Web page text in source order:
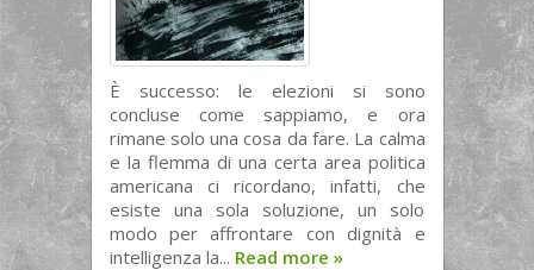
È successo: le elezioni si sono
concluse come sappiamo, e ora
rimane solo una cosa da fare. La calma
e la flemma di una certa area politica
americana ci ricordano, infatti, che
esiste una sola soluzione, un solo
modo per affrontare con dignità e
intelligenza la... Read more »